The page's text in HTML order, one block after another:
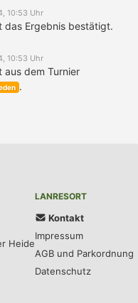
10:53 Uhr
das Ergebnis bestätigt.
10:53 Uhr
aus dem Turnier
.
Heide
LANRESORT
Kontakt
Impressum
AGB und Parkordnung
Datenschutz